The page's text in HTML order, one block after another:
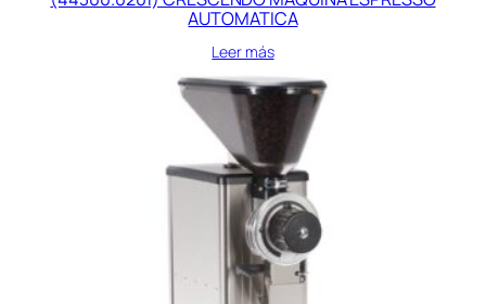
AUTOMATICA
Leer más